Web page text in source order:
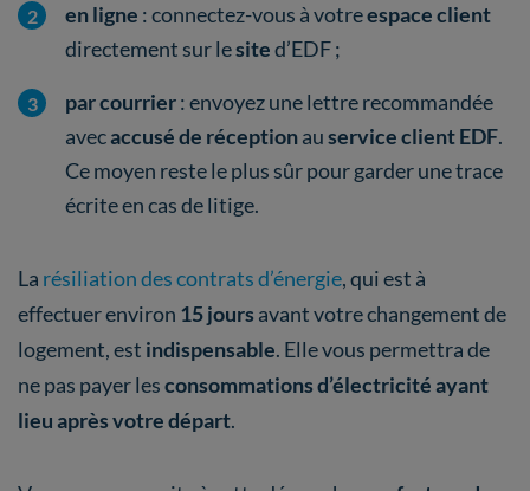
en ligne : connectez-vous à votreespace client
directement sur lesited’EDF ;
par courrier: envoyez une lettre recommandée
avecaccusé de réceptionauservice client EDF.
Ce moyen reste le plus sûr pour garder une trace
écrite en cas de litige.
La résiliation des contrats d’énergie, qui est à
effectuer environ 15 jours avant votre changement de
logement, est indispensable. Elle vous permettra de
ne pas payer lesconsommations d’électricité ayant
lieu après votre départ.